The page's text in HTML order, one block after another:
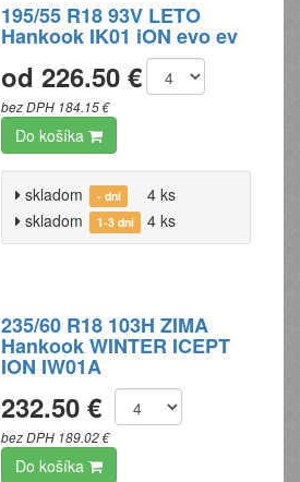
195/55 R18 93V LETO
Hankook IK01 iON evo ev
od 226.50 €
bez DPH 184.15 €
Do košíka
skladom - dní
4 ks
skladom
1-3 dni 4 ks
235/60 R18 103H ZIMA
Hankook WINTER ICEPT
ION IW01A
232.50 €
bez DPH 189.02 €
Do košíka